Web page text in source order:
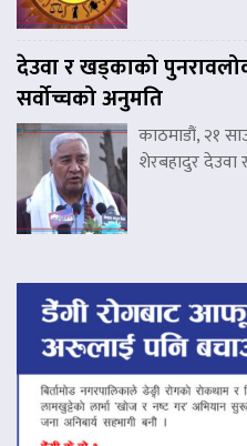
देउवा र खड्काको
सर्वोच्चको अनुमति
काठमाडौं, २१
शेरबहादुर देउवा